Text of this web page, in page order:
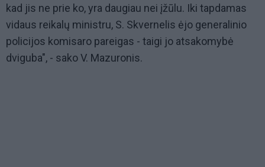
kad jis ne prie ko, yra daugiau nei įžūlu. Iki tapdamas
vidaus reikalų ministru, S. Skvernelis ėjo generalinio
policijos komisaro pareigas - taigi jo atsakomybė
dviguba", - sako V. Mazuronis.